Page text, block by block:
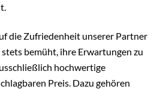
die Zufriedenheit unserer Partner
bemüht, ihre Erwartungen zu
hochwertige
Preis. Dazu gehören